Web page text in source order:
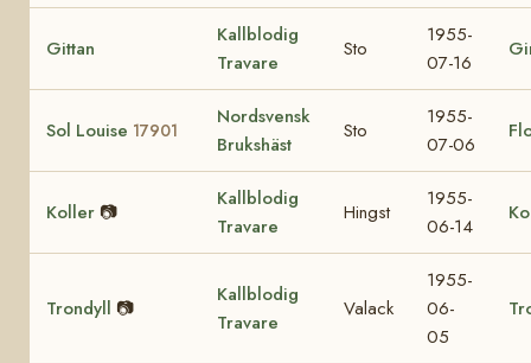
Gittan
Kallblodig
Travare
Sto
1955-
07-16
Sol Louise 17901
Nordsvensk
Brukshäst
Sto
1955-
07-06
Koller 📷
Kallblodig
Travare
Hingst
1955-
06-14
Trondyll 📷
Kallblodig
Travare
Valack
1955-
06-
05